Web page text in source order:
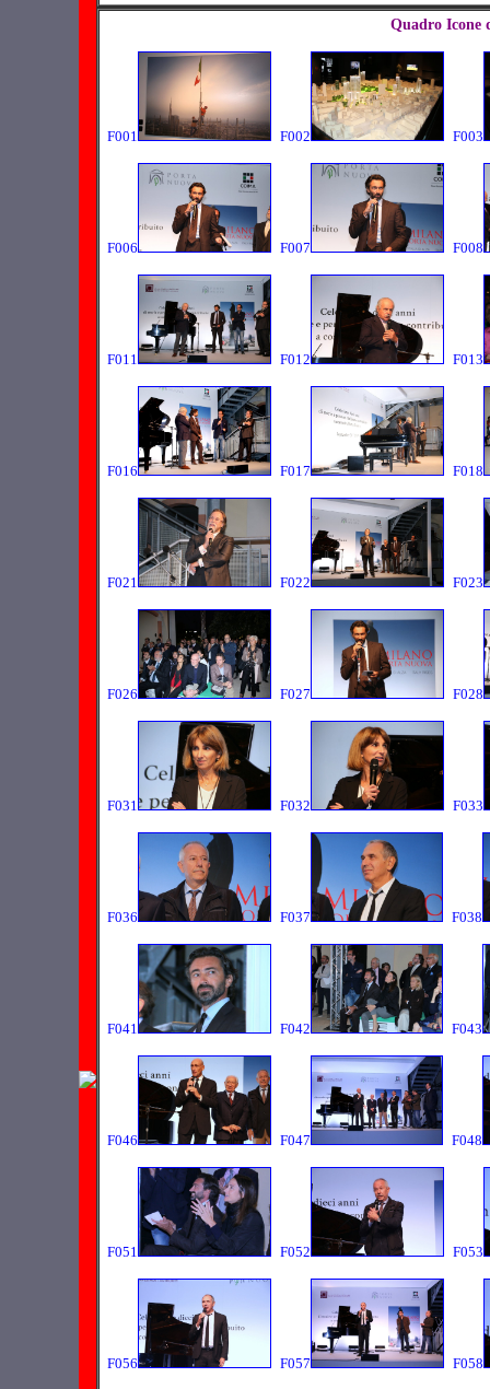
Quadro Icone
F001 F002 F003
F006 F007 F008
F011 F012 F013
F016 F017 F018
F021 F022 F023
F026 F027 F028
F031 F032 F033
F036 F037 F038
F041 F042 F043
F046 F047 F048
F051 F052 F053
F056 F057 F058